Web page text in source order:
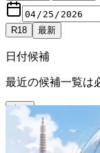
R18 最新
日付候補
最近の候補一覧は
表示